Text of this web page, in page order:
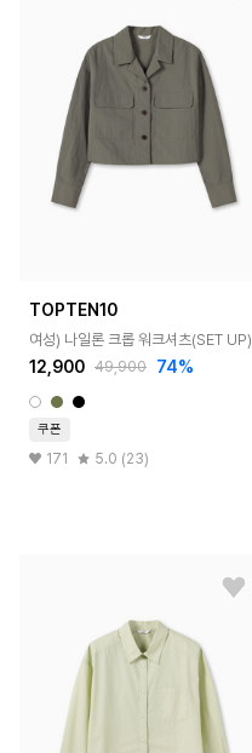
TOPTEN10
여성) 나일론 크롭 워크셔츠(SET UP)
12,900 49,900 74%
쿠폰
171 5.0 (23)